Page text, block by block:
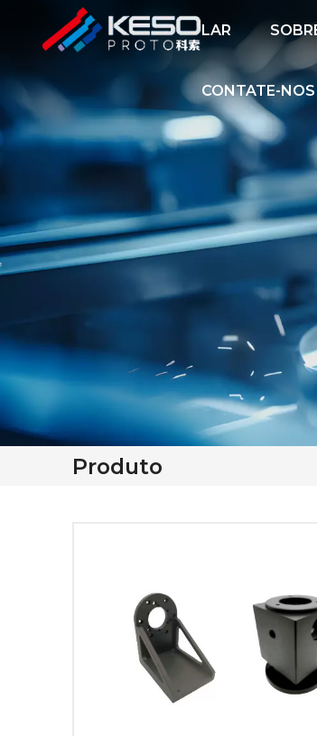
LAR
CONTATE-NOS
Produto